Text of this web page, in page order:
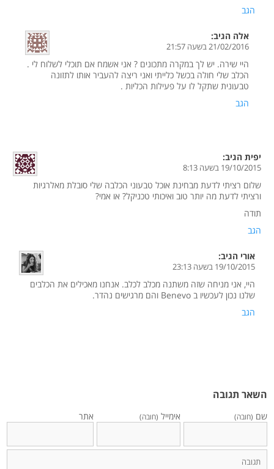
הגב
אלה הגיב:
21/02/2016 בשעה 21:57
היי שירה. יש לך במקרה מתכונים ? אני אשמח אם תוכלי לשלוח לי .
הכלב שלי חולה בכשל כלייתי ואני ריצה להעביר אותו לתזונה
טבעונית שתקל לו על פעילות הכליות .
הגב
יפית הגיב:
19/10/2015 בשעה 8:13
שלום רציתי לדעת מבחינת אוכל טבעוני הכלבה שלי סובלת מאלרגיות
ורציתי לדעת מה יותר טוב ואיכותי טכניקל? או אמי?
תודה
הגב
אורי הגיב:
19/10/2015 בשעה 23:13
היי, אני מניחה שזה משתנה מכלב לכלב. אנחנו מאכילים את הכלבים
שלנו נכון לעכשיו ב Benevo והם מרגישים נהדר.
הגב
השאר תגובה
שם (חובה) אימייל (חובה) אתר